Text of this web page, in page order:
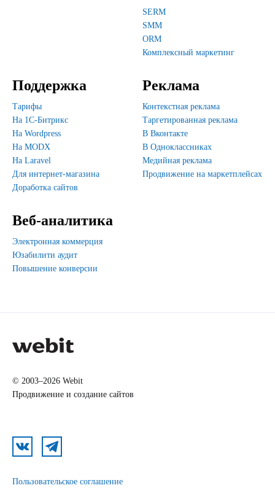
SERM
SMM
ORM
Комплексный маркетинг
Поддержка
Тарифы
На 1С-Битрикс
На Wordpress
На MODX
На Laravel
Для интернет-магазина
Доработка сайтов
Веб-аналитика
Электронная коммерция
Юзабилити аудит
Повышение конверсии
Реклама
Контекстная реклама
Таргетированная реклама
В Вконтакте
В Одноклассниках
Медийная реклама
Продвижение на маркетплейсах
© 2003–2026 Webit
Продвижение и создание сайтов
Пользовательское соглашение